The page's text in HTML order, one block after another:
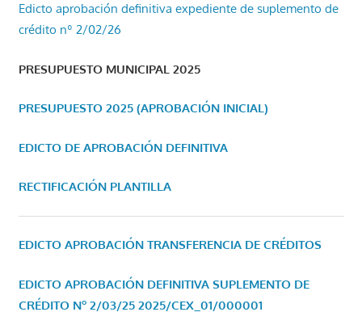
Edicto aprobación definitiva expediente de suplemento de
crédito nº 2/02/26
PRESUPUESTO MUNICIPAL 2025
PRESUPUESTO 2025 (APROBACIÓN INICIAL)
EDICTO DE APROBACIÓN DEFINITIVA
RECTIFICACIÓN PLANTILLA
EDICTO APROBACIÓN TRANSFERENCIA DE CRÉDITOS
EDICTO APROBACIÓN DEFINITIVA SUPLEMENTO DE
CRÉDITO Nº 2/03/25 2025/CEX_01/000001